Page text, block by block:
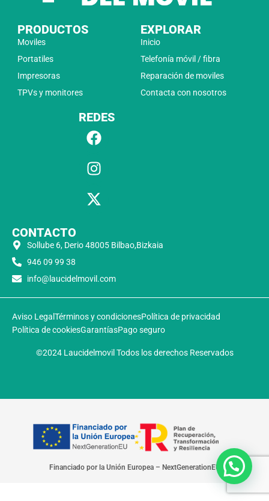
PRODUCTOS
Moviles
Portatiles
Impresoras
TPVs y monitores
EXPLORAR
Inicio
Telefonía móvil / fibra
Reparación de moviles
Contacta con nosotros
REDES
CONTACTO
Sollube 6, Derio 48005 Bilbao,Bizkaia
946 09 99 38
info@laucidelmovil.com
Aviso Legal Términos y condicionesPolítica de privacidad
Política de cookiesGarantíasPago seguro
©2024 Laucidelmovil Todos los derechos Reservados
Financiado por la Unión Europea – NextGenerationEU​